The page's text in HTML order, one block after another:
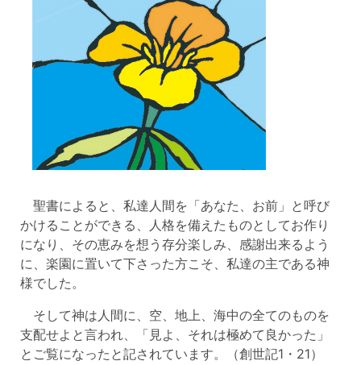
聖書によると、私達人間を「あなた、お前」と呼び
かけることができる、人格を備えたものとしてお作り
になり、その恵みを想う存分楽しみ、感謝出来るよう
に、楽園に置いて下さった方こそ、私達の主である神
様でした。
そして神は人間に、空、地上、海中の全てのものを
支配せよと言われ、「見よ、それは極めて良かった」
とご覧になったと記されています。（創世記1・21）